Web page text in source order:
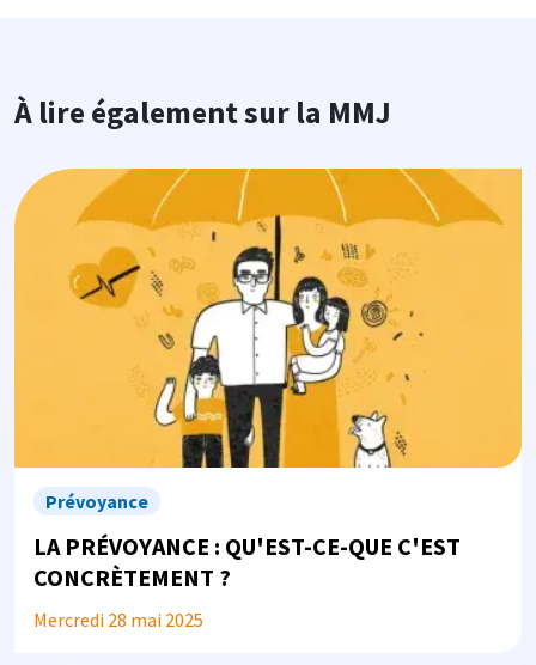
À lire également sur la MMJ
Image
Prévoyance
LA PRÉVOYANCE : QU'EST-CE-QUE C'EST
CONCRÈTEMENT ?
Mercredi 28 mai 2025